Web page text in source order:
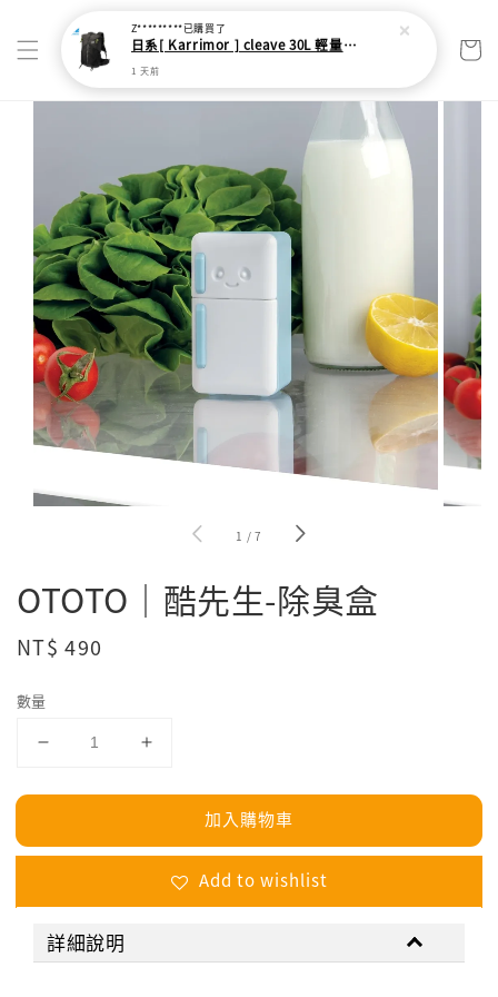
1 /7
OTOTO｜酷先生-除臭盒
Regular
NT$ 490
數量
加入購物車
Add to wishlist
詳細說明
Z*********已購買了
日系[ Karrimor ] cleave 30L 輕量野跑健走包
1 天前